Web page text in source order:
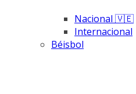
Nacional 🇻🇪
Internacional
Béisbol